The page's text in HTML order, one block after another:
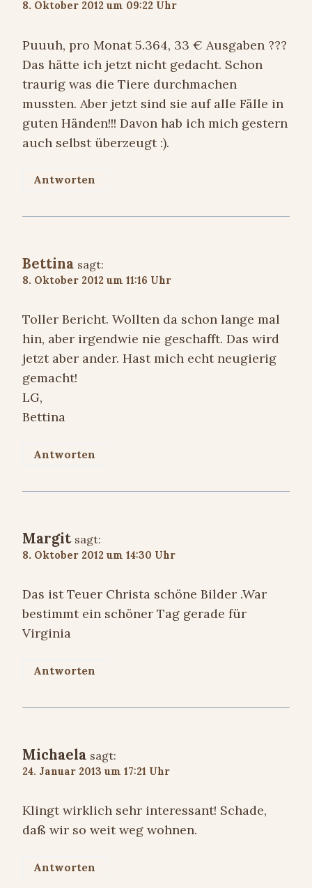
8. Oktober 2012 um 09:22 Uhr
Puuuh, pro Monat 5.364, 33 € Ausgaben ???
Das hätte ich jetzt nicht gedacht. Schon
traurig was die Tiere durchmachen
mussten. Aber jetzt sind sie auf alle Fälle in
guten Händen!!! Davon hab ich mich gestern
auch selbst überzeugt :).
Antworten
Bettina sagt:
8. Oktober 2012 um 11:16 Uhr
Toller Bericht. Wollten da schon lange mal
hin, aber irgendwie nie geschafft. Das wird
jetzt aber ander. Hast mich echt neugierig
gemacht!
LG,
Bettina
Antworten
Margit sagt:
8. Oktober 2012 um 14:30 Uhr
Das ist Teuer Christa schöne Bilder .War
bestimmt ein schöner Tag gerade für
Virginia
Antworten
Michaela sagt:
24. Januar 2013 um 17:21 Uhr
Klingt wirklich sehr interessant! Schade,
daß wir so weit weg wohnen.
Antworten